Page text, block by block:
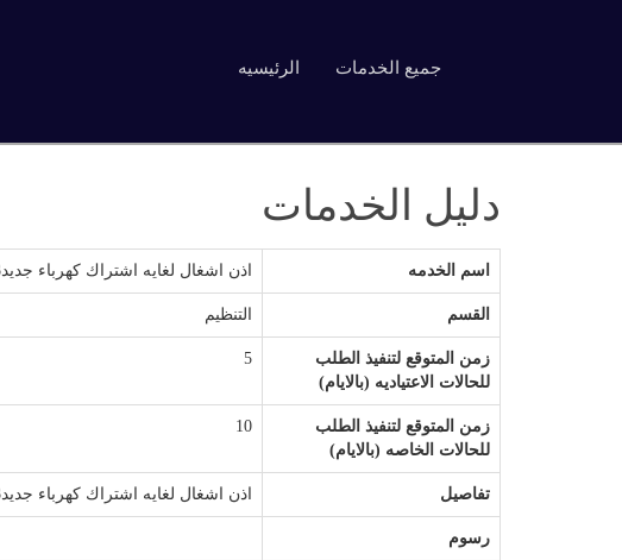
الرئيسيه جميع الخدمات
دليل الخدمات
اسم الخدمه اذن اشغال لغايه اشتراك كهرباء جديد3 فاز صناعي
القسم التنظيم
زمن المتوقع لتنفيذ الطلب
للحالات الاعتياديه (بالايام)
5
زمن المتوقع لتنفيذ الطلب
للحالات الخاصه (بالايام)
10
تفاصيل اذن اشغال لغايه اشتراك كهرباء جديد3 فاز صناعي
رسوم